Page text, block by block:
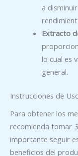
a
Extracto
lo cual es
general.
Instrucciones de
Para obtener los
recomienda tomar
importante seguir
beneficios del